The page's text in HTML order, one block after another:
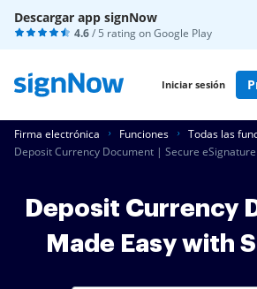
Descargar app signNow
4.6/ 5 rating onGoogle Play
Iniciar sesión
Firma electrónica Funciones
Todas las
Deposit Currency Document | Secure
Deposit Currency
Made Easy with